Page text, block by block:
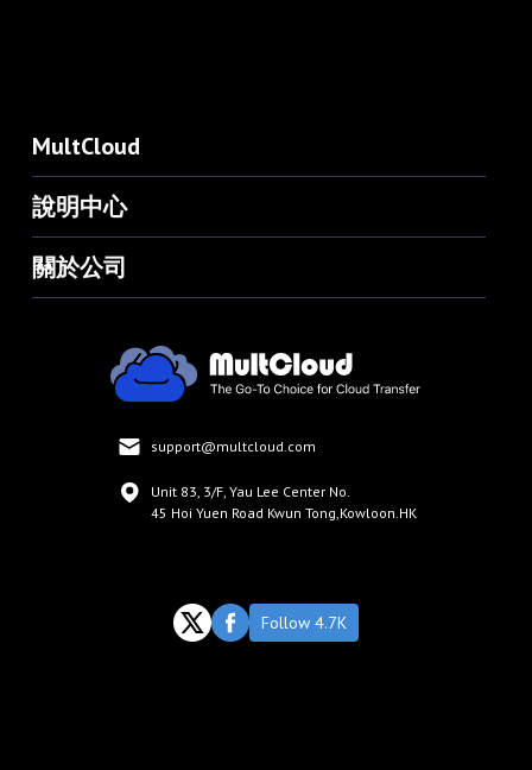
MultCloud
說明中心
關於公司
support@multcloud.com
Unit 83, 3/F, Yau Lee Center No.
45 Hoi Yuen Road Kwun Tong,Kowloon.HK
Follow 4.7K